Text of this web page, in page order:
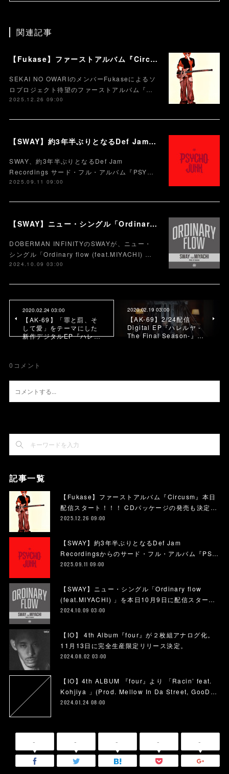
関連記事
【Fukase】ファーストアルバム『Circusm』本日配信スタート！！！ CDパッケージの発売も決定！ 超豪華仕様のデラックス盤など5月にリリース！
SEKAI NO OWARIのメンバーFukaseによるソ
ロプロジェクト待望のファーストアルバム『…
2025.12.26 09:00
【SWAY】約3年半ぶりとなるDef Jam Recordingsからのサード・フル・アルバム『PSYCHO JUNK』、9月12日サプライズ・リリース。
SWAY、約3年半ぶりとなるDef Jam
Recordings サード・フル・アルバム『PSY…
2025.09.11 09:00
【SWAY】ニュー・シングル「Ordinary flow (feat.MIYACHI) 」を本日10月9日に配信スタート。 週末の休みまで頑張る社会人への応援ソング
DOBERMAN INFINITYのSWAYが、ニュー・
シングル「Ordinary flow (feat.MIYACHI) …
2024.10.09 03:00
2020.02.24 03:00
【AK-69】「罪と罰、そ
して愛」をテーマにした
新作デジタルEP『ハレ…
2020.02.19 03:00
【AK-69】2/24配信
Digital EP『ハレルヤ -
The Final Season-』…
0 コメント
記事一覧
【Fukase】ファーストアルバム『Circusm』本日
配信スタート！！！ CDパッケージの発売も決定…
2025.12.26 09:00
【SWAY】約3年半ぶりとなるDef Jam
Recordingsからのサード・フル・アルバム『PS…
2025.09.11 09:00
【SWAY】ニュー・シングル「Ordinary flow
(feat.MIYACHI) 」を本日10月9日に配信スター…
2024.10.09 03:00
【IO】 4th Album『four』が２枚組アナログ化。
11月13日に完全生産限定リリース決定。
2024.08.02 03:00
【IO】4th ALBUM 『four』より 「Racin’ feat.
Kohjiya 」(Prod. Mellow In Da Street, GooD…
2024.01.24 08:00
- - - - -